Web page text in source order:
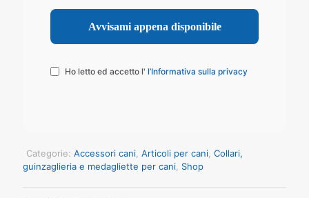
Ho letto ed accetto l' l’Informativa sulla privacy
Categorie: Accessori cani Articoli per cani Collari,
guinzaglieria e medagliette per cani Shop